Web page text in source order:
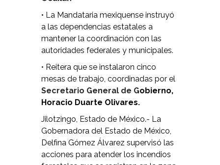
• La Mandataria mexiquense instruyó
a las dependencias estatales a
mantener la coordinación con las
autoridades federales y municipales.
• Reitera que se instalaron cinco
mesas de trabajo, coordinadas por el
Secretario General de Gobierno,
Horacio Duarte Olivares.
Jilotzingo, Estado de México.- La
Gobernadora del Estado de México,
Delfina Gómez Álvarez supervisó las
acciones para atender los incendios